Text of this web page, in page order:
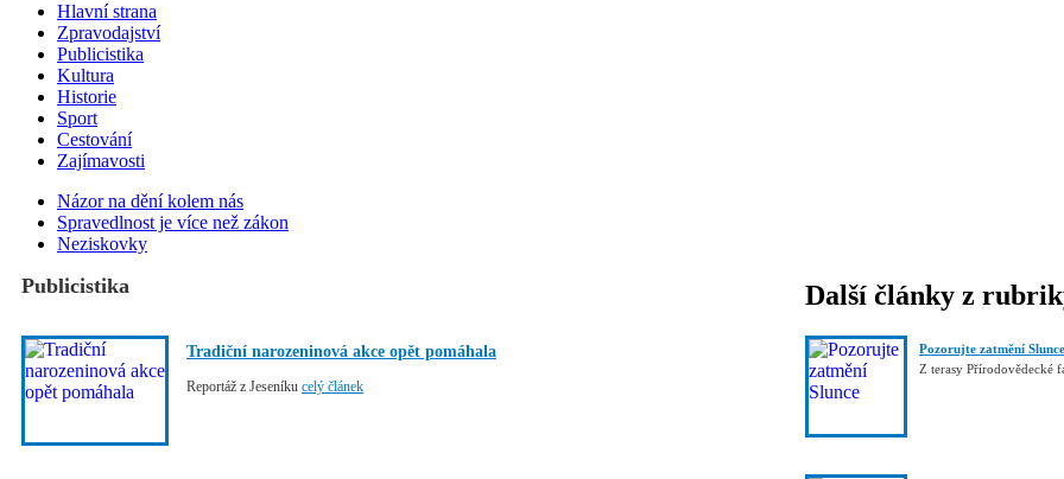
Hlavní strana
Zpravodajství
Publicistika
Kultura
Historie
Sport
Cestování
Zajímavosti
Názor na dění kolem nás
Spravedlnost je více než zákon
Neziskovky
Publicistika
Tradiční narozeninová akce opět pomáhala
Reportáž z Jeseníku celý článek
Další články z
Pozorujte zatmění Slunce
Z terasy Přírodovědecké